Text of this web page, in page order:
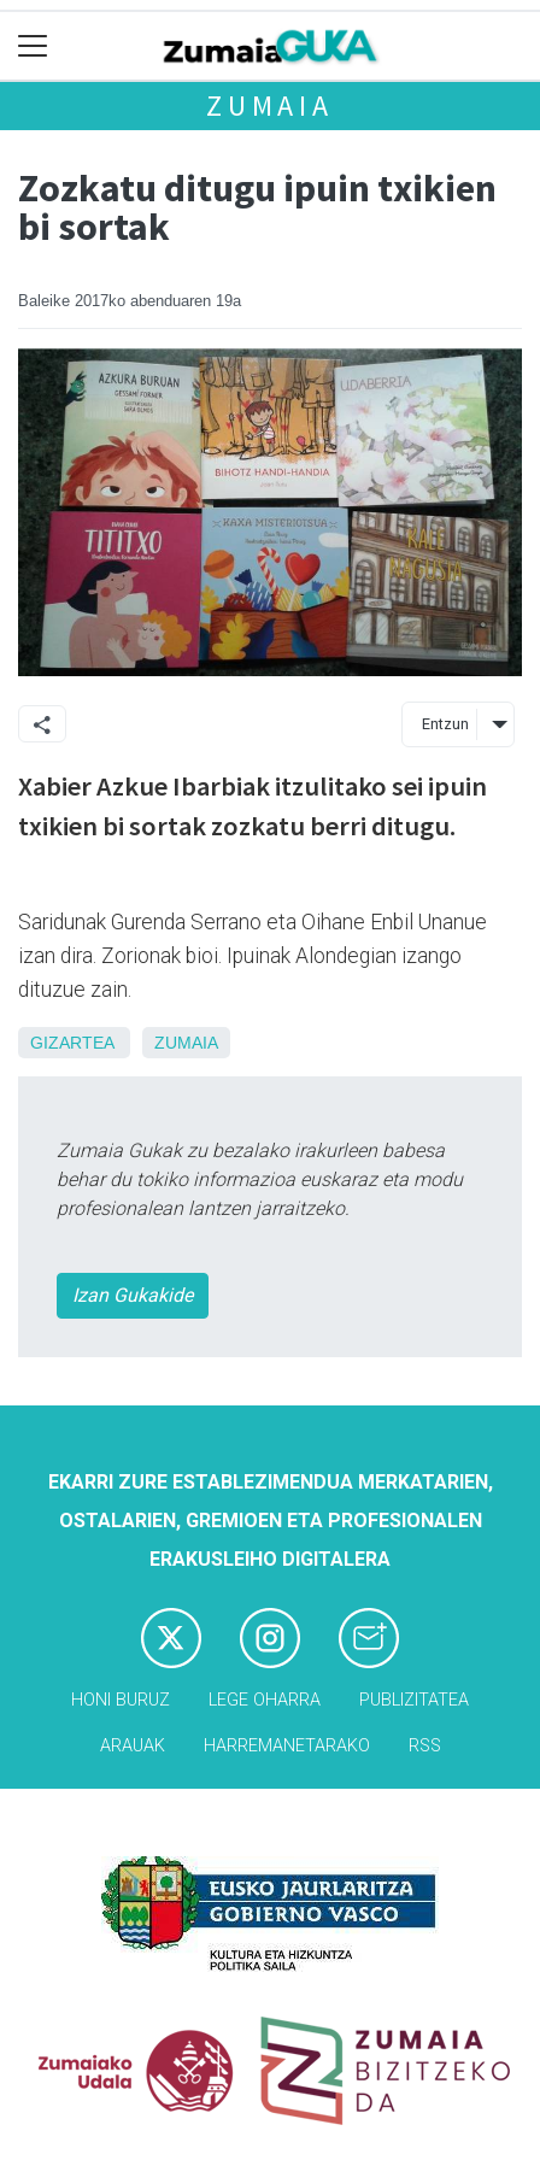
ZUMAIA
Zozkatu ditugu ipuin txikien
bi sortak
Baleike 2017ko abenduaren 19a
Entzun
Xabier Azkue Ibarbiak itzulitako sei ipuin
txikien bi sortak zozkatu berri ditugu.
Saridunak Gurenda Serrano eta Oihane Enbil Unanue
izan dira. Zorionak bioi. Ipuinak Alondegian izango
dituzue zain.
GIZARTEA ZUMAIA
Zumaia Gukak zu bezalako irakurleen babesa
behar du tokiko informazioa euskaraz eta modu
profesionalean lantzen jarraitzeko.
Izan Gukakide
EKARRI ZURE ESTABLEZIMENDUA MERKATARIEN,
OSTALARIEN, GREMIOEN ETA PROFESIONALEN
ERAKUSLEIHO DIGITALERA
HONI BURUZ LEGE OHARRA PUBLIZITATEA
ARAUAK HARREMANETARAKO RSS